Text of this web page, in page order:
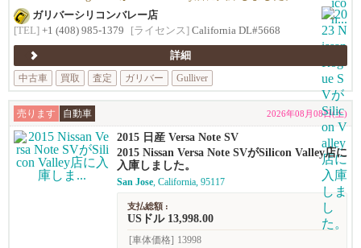
ガリバーシリコンバレー店
[TEL] +1 (408) 985-1379 [ライセンス] California DL#5668
詳細
中古車
買取 査定 ガリバー Gulliver
売ります 自動車 2026年08月08日(土)
2015 日産 Versa Note SV
2015 Nissan Versa Note SVがSilicon Valley店に
入庫しました。
San Jose, California, 95117
支払総額 :
USドル 13,998.00
[車体価格] 13998